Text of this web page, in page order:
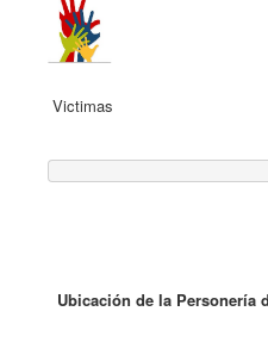
Victimas
Ubicación de la Personería